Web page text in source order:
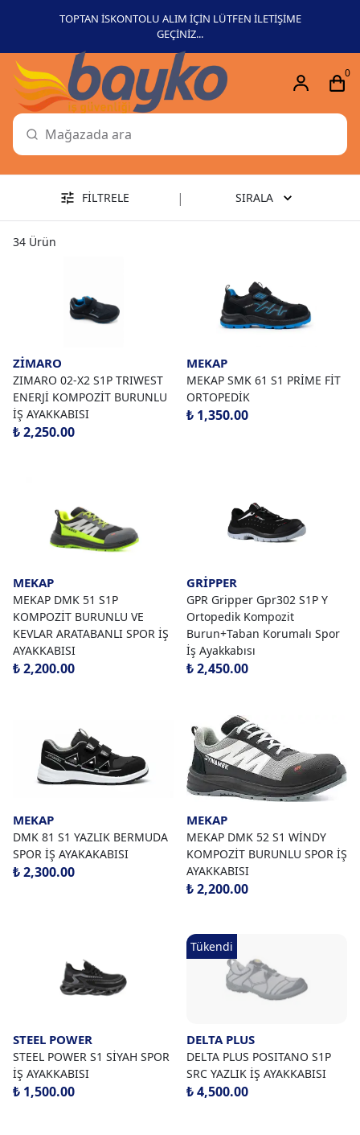
TOPTAN İSKONTOLU ALIM İÇİN LÜTFEN İLETİŞİME
GEÇİNİZ...
0
FİLTRELE | SIRALA
34 Ürün
ZİMARO
ZIMARO 02-X2 S1P TRIWEST
ENERJİ KOMPOZİT BURUNLU
İŞ AYAKKABISI
₺ 2,250.00
MEKAP
MEKAP SMK 61 S1 PRİME FİT
ORTOPEDİK
₺ 1,350.00
MEKAP
MEKAP DMK 51 S1P
KOMPOZİT BURUNLU VE
KEVLAR ARATABANLI SPOR İŞ
AYAKKABISI
₺ 2,200.00
GRİPPER
GPR Gripper Gpr302 S1P Y
Ortopedik Kompozit
Burun+Taban Korumalı Spor
İş Ayakkabısı
₺ 2,450.00
MEKAP
DMK 81 S1 YAZLIK BERMUDA
SPOR İŞ AYAKAKABISI
₺ 2,300.00
MEKAP
MEKAP DMK 52 S1 WİNDY
KOMPOZİT BURUNLU SPOR İŞ
AYAKKABISI
₺ 2,200.00
STEEL POWER
STEEL POWER S1 SİYAH SPOR
İŞ AYAKKABISI
₺ 1,500.00
Tükendi
DELTA PLUS
DELTA PLUS POSITANO S1P
SRC YAZLIK İŞ AYAKKABISI
₺ 4,500.00